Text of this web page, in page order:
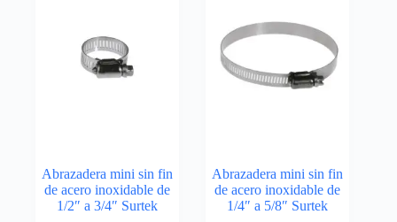
Abrazadera mini sin fin
de acero inoxidable de
1/2″ a 3/4″ Surtek
Abrazadera mini sin fin
de acero inoxidable de
1/4″ a 5/8″ Surtek